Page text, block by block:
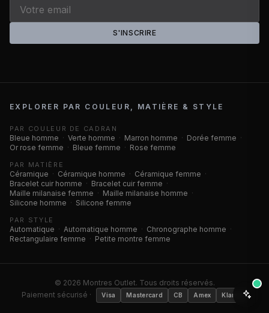
S'INSCRIRE
EXPLORER PAR COULEUR, MATIÈRE & STYLE
PAR COULEUR DE CADRAN
Bleue homme · Verte homme · Marron homme · Dorée femme ·
Or rose femme · Bleue femme · Rose femme
PAR MATIÈRE
Céramique · Céramique homme · Céramique femme ·
Bracelet cuir homme · Bracelet cuir femme ·
Maille milanaise femme · Maille milanaise homme ·
Silicone homme · Silicone femme
PAR STYLE
Automatique · Automatique homme · Chronographe homme ·
Rectangulaire femme · Petite montre femme
© 2026 Montres Outlet. Tous droits réservés.
Paiement sécurisé ·
Visa Mastercard CB Amex Klarna